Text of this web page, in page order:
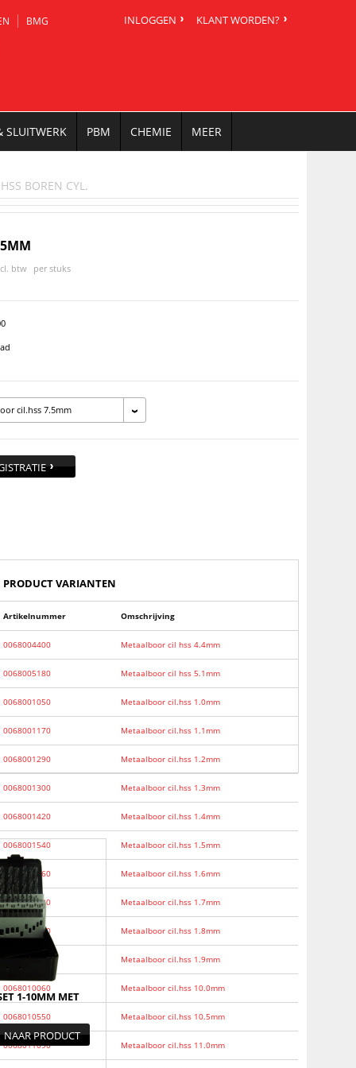
BMG INLOGGEN KLANT WORDEN?
SLUITWERK PBM CHEMIE MEER
HSS BOREN CYL.
btw per stuks
cil.hss 7.5mm
PRODUCT VARIANTEN
Artikelnummer Omschrijving
0068004400 Metaalboor cil hss 4.4mm
0068005180 Metaalboor cil hss 5.1mm
0068001050 Metaalboor cil.hss 1.0mm
0068001170 Metaalboor cil.hss 1.1mm
0068001290 Metaalboor cil.hss 1.2mm
0068001300 Metaalboor cil.hss 1.3mm
0068001420 Metaalboor cil.hss 1.4mm
0068001540 Metaalboor cil.hss 1.5mm
0068001660 Metaalboor cil.hss 1.6mm
0068001780 Metaalboor cil.hss 1.7mm
0068001800 Metaalboor cil.hss 1.8mm
Metaalboor cil.hss 1.9mm
0068010060 Metaalboor cil.hss 10.0mm
0068010550 Metaalboor cil.hss 10.5mm
0068011090 Metaalboor cil.hss 11.0mm
1-10MM MET
NAAR PRODUCT